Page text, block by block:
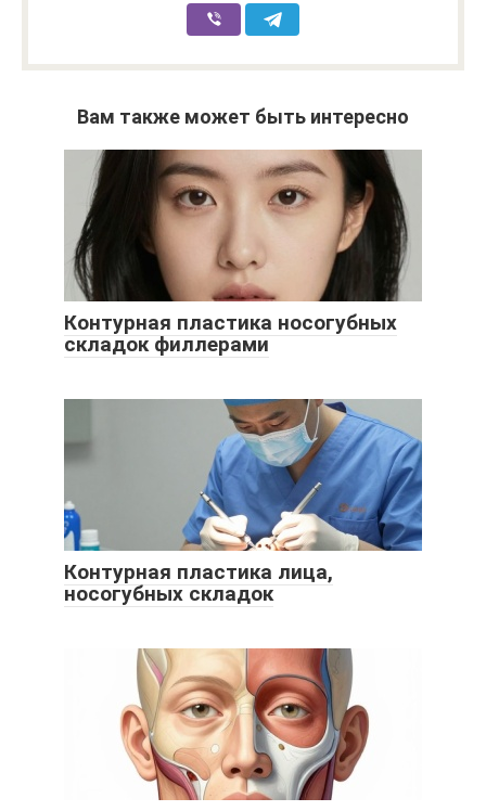
Вам также может быть интересно
Контурная пластика носогубных
складок филлерами
Контурная пластика лица,
носогубных складок